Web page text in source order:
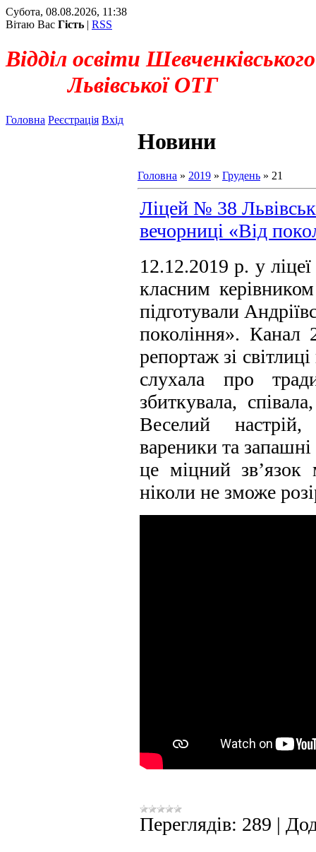
Субота, 08.08.2026, 11:38
Вітаю Вас Гість | RSS
Відділ освіти
Львівської ОТГ
Головна Реєстрація Вхід
Новини
Головна » 2019 » Грудень » 21
Ліцей № 38
вечорниці «Від
12.12.2019 р. у
класним
підготували
покоління». Канал
репортаж зі
слухала про
збиткувала,
Веселий
вареники та
це міцний зв’язок
ніколи не зможе
Переглядів: 289 |